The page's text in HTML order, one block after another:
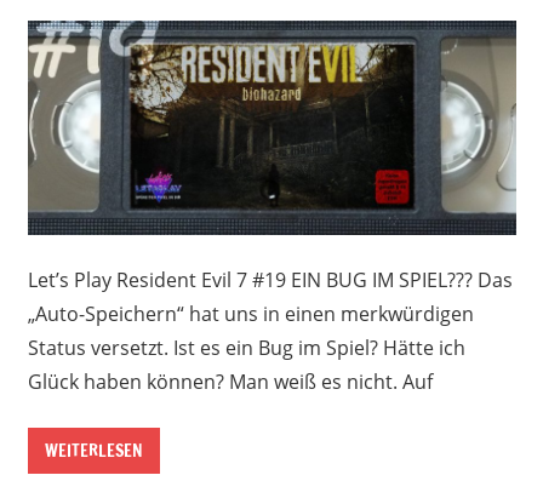
Let’s Play Resident Evil 7 #19 EIN BUG IM SPIEL??? Das
„Auto-Speichern“ hat uns in einen merkwürdigen
Status versetzt. Ist es ein Bug im Spiel? Hätte ich
Glück haben können? Man weiß es nicht. Auf
WEITERLESEN